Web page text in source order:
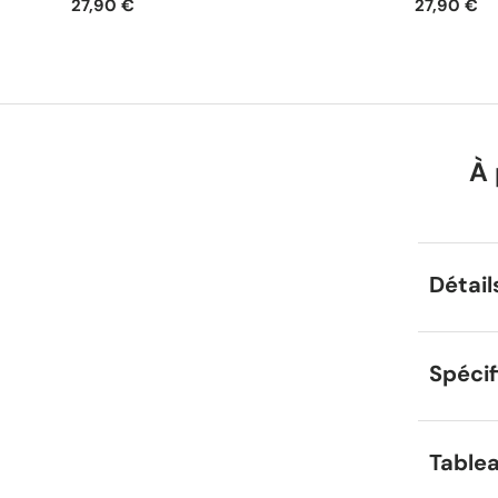
27,90 € 27,90 €
À